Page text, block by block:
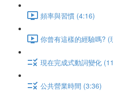
頻率與習慣 (4:16)
你曾有這樣的經驗嗎?
現在完成式動詞變化
公共營業時間 (3:36)